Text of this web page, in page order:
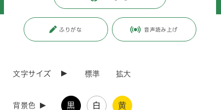
ふりがな 音声読み上げ
文字サイズ 標準 拡大
背景色 黒 白 黄
住宅用家屋証明
ページ番号：J000119
の必要書類について